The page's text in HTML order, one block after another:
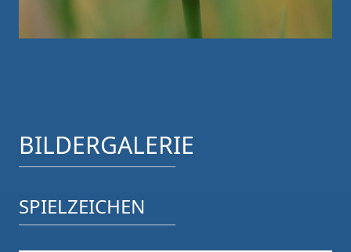
BILDERGALERIE
SPIELZEICHEN